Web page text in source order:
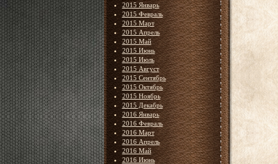
2015 Январь
2015 Февраль
2015 Март
2015 Апрель
2015 Май
2015 Июнь
2015 Июль
2015 Август
2015 Сентябрь
2015 Октябрь
2015 Ноябрь
2015 Декабрь
2016 Январь
2016 Февраль
2016 Март
2016 Апрель
2016 Май
2016 Июнь